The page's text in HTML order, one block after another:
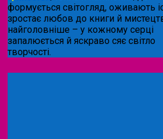
формується світогляд, оживають
зростає любов до книги й
найголовніше – у кожному серці
запалюється й яскраво сяє світло
творчості.